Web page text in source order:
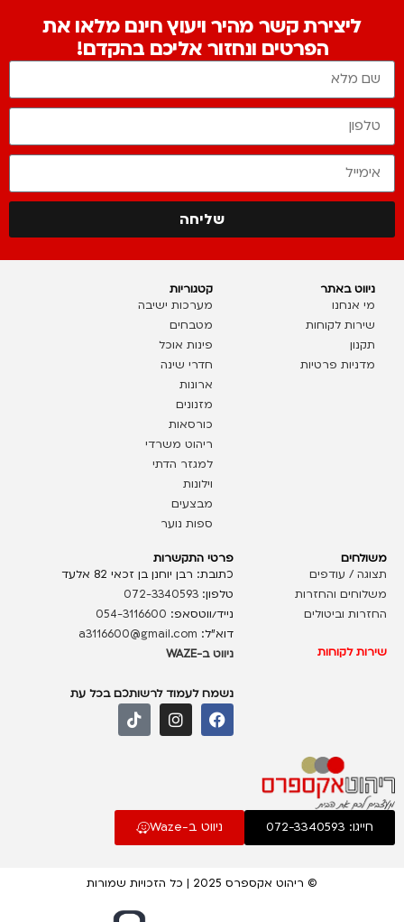
ליצירת קשר מהיר ויעוץ חינם מלאו את
הפרטים ונחזור אליכם בהקדם!
שליחה
ניווט באתר
מי אנחנו
שירות לקוחות
תקנון
מדניות פרטיות
קטגוריות
מערכות ישיבה
מטבחים
פינות אוכל
חדרי שינה
ארונות
מזנונים
כורסאות
ריהוט משרדי
למגזר הדתי
וילונות
מבצעים
ספות נוער
משולחים
תצוגה / עודפים
משלוחים והחזרות
החזרות וביטולים
שירות לקוחות
פרטי התקשרות
כתובת: רבן יוחנן בן זכאי 82 אלעד
טלפון:072-3340593
נייד/ווטסאפ: 054-3116600
דוא”ל: a3116600@gmail.com
ניווט ב-WAZE
נשמח לעמוד לרשותכם בכל עת
חייגו: 072-3340593 ניווט ב-Waze
© ריהוט אקספרס 2025 | כל הזכויות שמורות